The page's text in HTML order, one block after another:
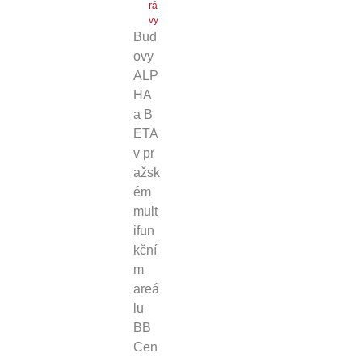
rá
vy
Bud
ovy
ALP
HA
a B
ETA
v pr
ažsk
ém
mult
ifun
kční
m
areá
lu
BB
Cen